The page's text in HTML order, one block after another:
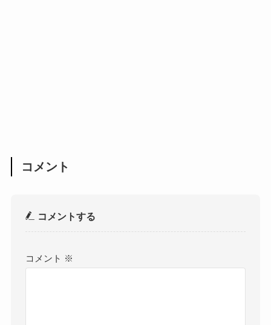
コメント
コメントする
コメント ※